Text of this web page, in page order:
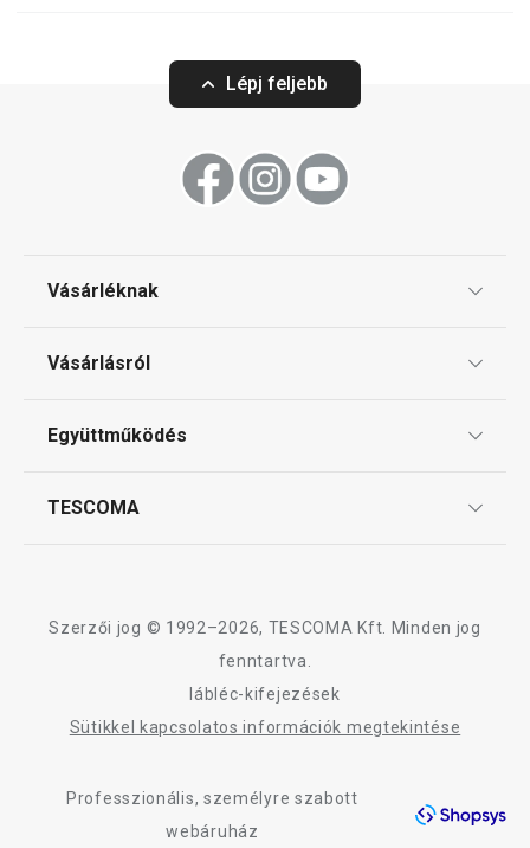
Lépj feljebb
Vásárléknak
Gyakori kérdések
Vásárlásról
Reklamáció és termékvisszaküldés
Együttműködés
TESCOMA
Adatkezelési Tájékoztató
Szerzői jog © 1992–2026, TESCOMA Kft. Minden jog
fenntartva.
lábléc-kifejezések
Sütikkel kapcsolatos információk megtekintése
Professzionális, személyre szabott
webáruház